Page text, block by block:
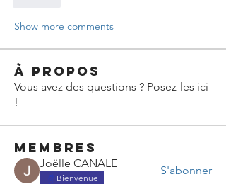
Show more comments
À propos
Vous avez des questions ? Posez-les ici
!
membres
Joëlle CANALE
Bienvenue
S'abonner